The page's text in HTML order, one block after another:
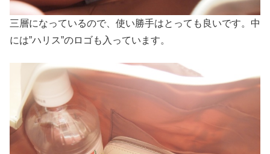
三層になっているので、使い勝手はとっても良いです。中
には”ハリス”のロゴも入っています。